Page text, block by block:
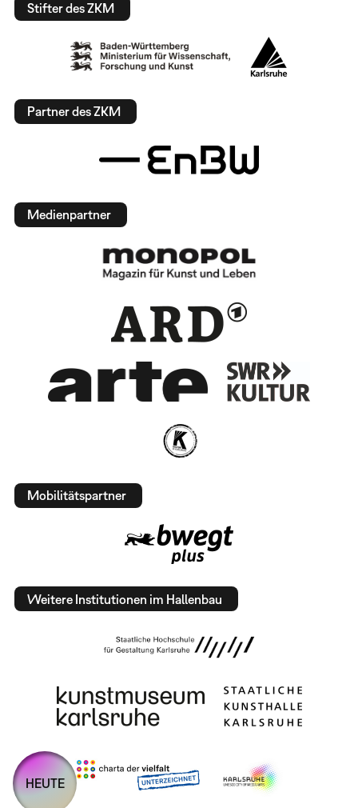
Stifter des ZKM
Partner des ZKM
Medienpartner
Mobilitätspartner
Weitere Institutionen im Hallenbau
HEUTE